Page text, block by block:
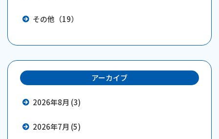
その他（19）
アーカイブ
2026年8月 (3)
2026年7月 (5)